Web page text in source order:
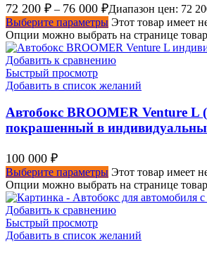
72 200 ₽ – 76 000 ₽Диапазон цен: 72
Выберите параметры Этот товар имеет
Опции можно выбрать на странице
Добавить к сравнению
Быстрый просмотр
Добавить в список желаний
Автобокс BROOMER Venture L
покрашенный в
100 000 ₽
Выберите параметры Этот товар имеет
Опции можно выбрать на странице
Добавить к сравнению
Быстрый просмотр
Добавить в список желаний